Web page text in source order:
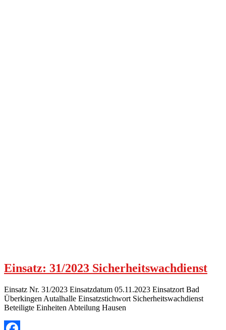
Einsatz: 31/2023 Sicherheitswachdienst
Einsatz Nr. 31/2023 Einsatzdatum 05.11.2023 Einsatzort Bad
Überkingen Autalhalle Einsatzstichwort Sicherheitswachdienst
Beteiligte Einheiten Abteilung Hausen